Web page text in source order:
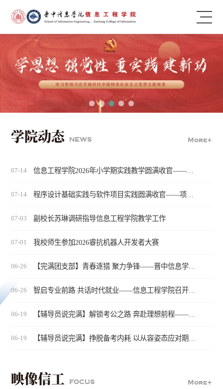
学院动态 NEWS More+
07-14
07-14
07-03 副校长苏琳调研指导信息工程学院教学工作
07-01 我校师生参加2026睿抗机器人开发者大赛
06-26
06-26
06-19
06-19
映像信工 FOCUS More+